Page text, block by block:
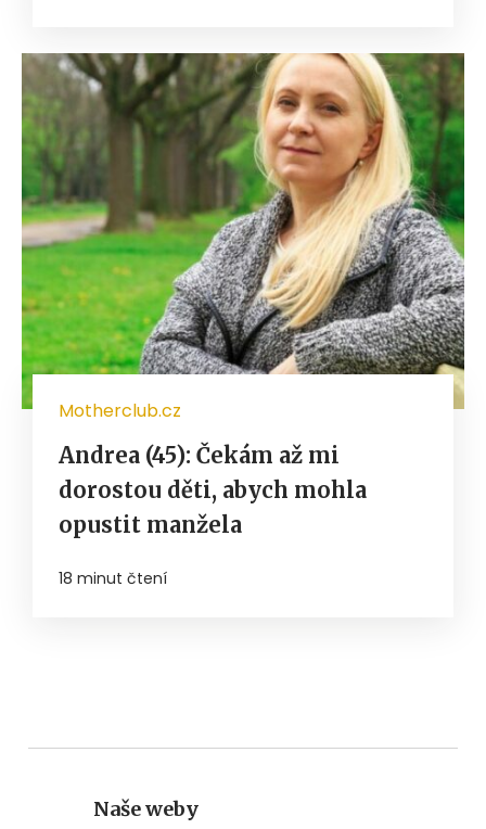
Motherclub.cz
Andrea (45): Čekám až mi
dorostou děti, abych mohla
opustit manžela
18 minut čtení
Naše weby